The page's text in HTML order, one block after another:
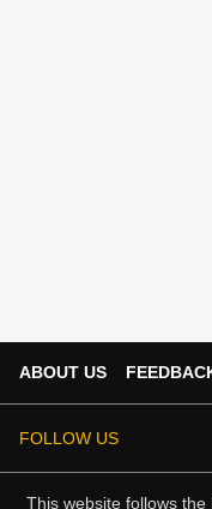
ABOUT US
FOLLOW US
This website follows the